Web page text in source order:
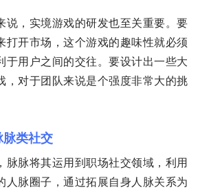
说，实境游戏的研发也至关重要。要
打开市场，这个游戏的趣味性就必须
于用户之间的交往。要设计出一些大
，对于团队来说是个强度非常大的挑
脉类社交
脉脉将其运用到职场社交领域，利用
人脉圈子，通过拓展自身人脉关系为